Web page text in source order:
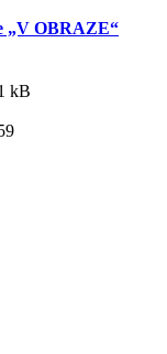
„V OBRAZE“
kB